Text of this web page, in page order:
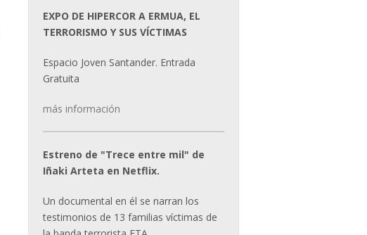
EXPO DE HIPERCOR A ERMUA, EL
TERRORISMO Y SUS VÍCTIMAS
Espacio Joven Santander. Entrada
Gratuita
más información
Estreno de "Trece entre mil" de
Iñaki Arteta en Netflix.
Un documental en él se narran los
testimonios de 13 familias víctimas de